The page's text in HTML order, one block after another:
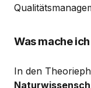
Was mache
In den